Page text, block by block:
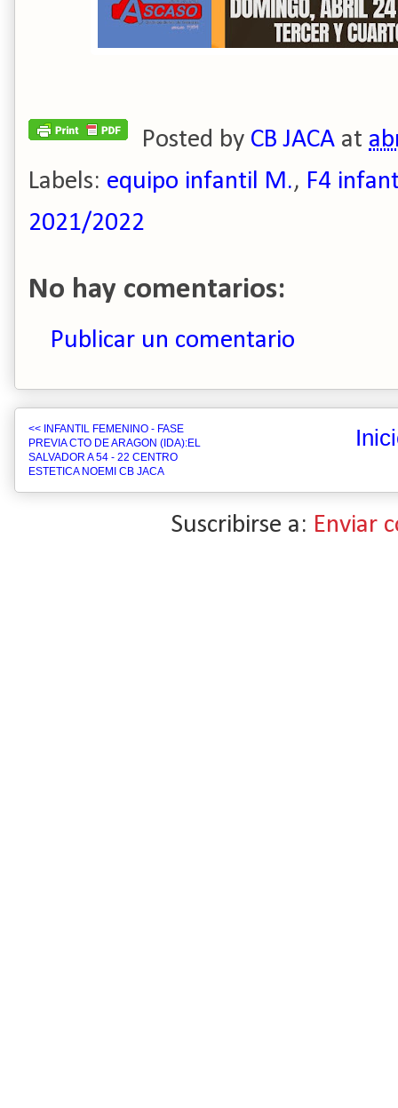
Posted by CB JACA at
Labels: equipo infantil M., F4
2021/2022
No hay comentarios:
Publicar un comentario
<< INFANTIL FEMENINO - FASE
PREVIA CTO DE ARAGON (IDA):EL
SALVADOR A 54 - 22 CENTRO
ESTETICA NOEMI CB JACA
Suscribirse a: Enviar